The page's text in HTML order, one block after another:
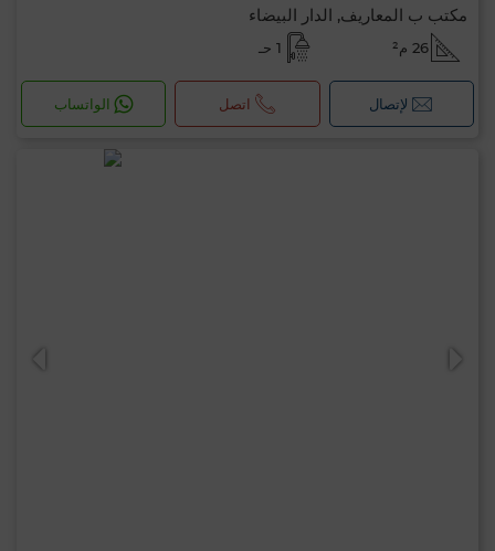
مكتب ب المعاريف, الدار البيضاء
26 م² 1 حـ
لإتصال اتصل الواتساب